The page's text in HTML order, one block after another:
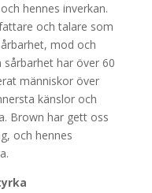
hennes inverkan.
och talare som
mod och
sårbarhet har över 60
människor över
känslor och
Brown har gett oss
och hennes